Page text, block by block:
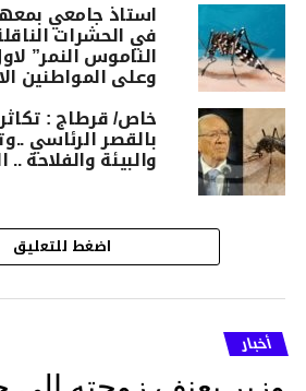
استاذ جامعي
في الحشرات
الناموس النمر”
وعلى المواطنين
خاص/ قرطاج : تكاثر
بالقصر الرئاسي
والبيئة والفلاحة ..
اضغط للتعليق
أخبار